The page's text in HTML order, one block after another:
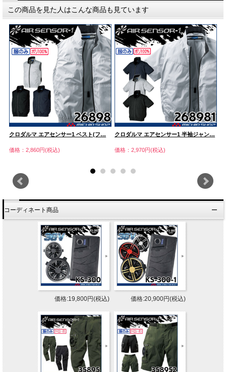
この商品を見た人はこんな商品も見ています
クロダルマ エアセンサー1 ベスト(フ…
価格：2,860円(税込)
クロダルマ エアセンサー1 半袖ジャン…
価格：2,970円(税込)
コーディネート商品
価格:19,800円(税込) 価格:20,900円(税込)